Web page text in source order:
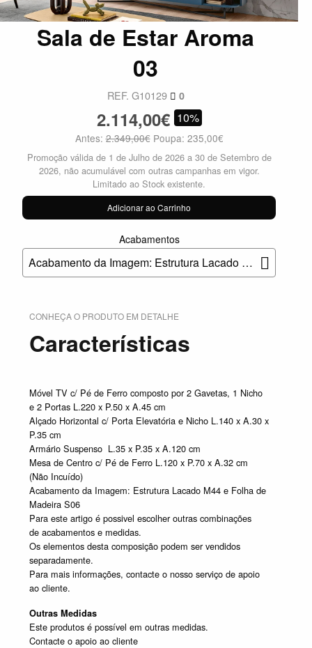
Sala de Estar Aroma
03
REF. G10129 0
2.114,00€ 10%
Antes:2.349,00€ Poupa: 235,00€
Promoção válida de 1 de Julho de 2026 a 30 de Setembro de
2026, não acumulável com outras campanhas em vigor.
Limitado ao Stock existente.
Adicionar ao Carrinho
Acabamentos
Acabamento da Imagem: Estrutura Lacado M44 e Folha de Madeira S06
CONHEÇA O PRODUTO EM DETALHE
Características
Móvel TV c/ Pé de Ferro composto por 2 Gavetas, 1 Nicho
e 2 Portas L.220 x P.50 x A.45 cm
Alçado Horizontal c/ Porta Elevatória e Nicho L.140 x A.30 x
P.35 cm
Armário Suspenso L.35 x P.35 x A.120 cm
Mesa de Centro c/ Pé de Ferro L.120 x P.70 x A.32 cm
(Não Incuído)
Acabamento da Imagem: Estrutura Lacado M44 e Folha de
Madeira S06
Para este artigo é possivel escolher outras combinações
de acabamentos e medidas.
Os elementos desta composição podem ser vendidos
separadamente.
Para mais informações, contacte o nosso serviço de apoio
ao cliente.
Outras Medidas
Este produtos é possível em outras medidas.
Contacte o apoio ao cliente